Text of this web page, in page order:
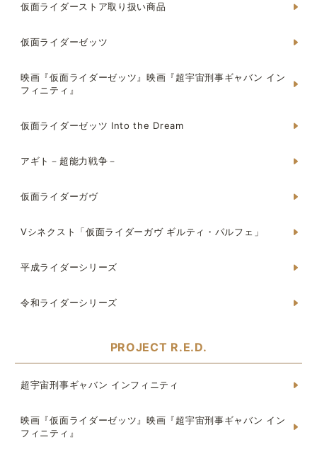
仮面ライダーストア取り扱い商品
仮面ライダーゼッツ
映画『仮面ライダーゼッツ』映画『超宇宙刑事ギャバン イン
フィニティ』
仮面ライダーゼッツ Into the Dream
アギト－超能力戦争－
仮面ライダーガヴ
Vシネクスト「仮面ライダーガヴ ギルティ・パルフェ」
平成ライダーシリーズ
令和ライダーシリーズ
PROJECT R.E.D.
超宇宙刑事ギャバン インフィニティ
映画『仮面ライダーゼッツ』映画『超宇宙刑事ギャバン イン
フィニティ』